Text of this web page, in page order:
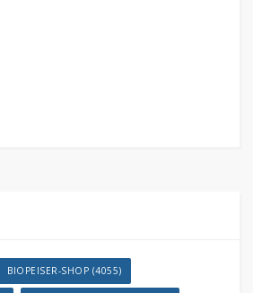
BIOPEISER-SHOP (4055)